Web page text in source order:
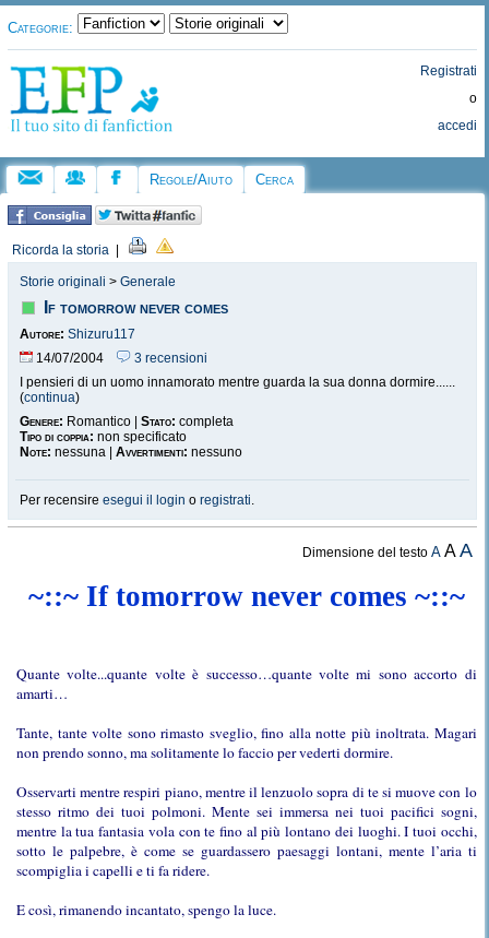
Categorie:
Registrati
o
accedi
Regole/Aiuto Cerca
Ricorda la storia
Storie originali > Generale
If tomorrow never comes
Autore: Shizuru117
14/07/2004
3 recensioni
I pensieri di un uomo innamorato mentre guarda la sua donna dormire......
(continua)
Genere: Romantico | Stato: completa
Tipo di coppia: non specificato
Note: nessuna | Avvertimenti: nessuno
Per recensire esegui il login o registrati.
Dimensione del testoA AA
~::~ If tomorrow never comes ~::~
Quante volte...quante volte è successo…quante volte mi sono accorto di
amarti…
Tante, tante volte sono rimasto sveglio, fino alla notte più inoltrata. Magari
non prendo sonno, ma solitamente lo faccio per vederti dormire.
Osservarti mentre respiri piano, mentre il lenzuolo sopra di te si muove con lo
stesso ritmo dei tuoi polmoni. Mente sei immersa nei tuoi pacifici sogni,
mentre la tua fantasia vola con te fino al più lontano dei luoghi. I tuoi occhi,
sotto le palpebre, è come se guardassero paesaggi lontani, mente l’aria ti
scompiglia i capelli e ti fa ridere.
E così, rimanendo incantato, spengo la luce.